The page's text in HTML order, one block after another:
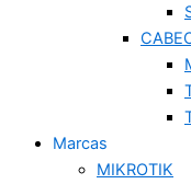
Marcas
MIKROTIK